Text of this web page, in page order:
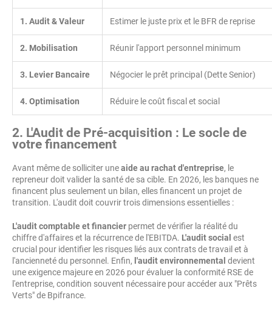
1. Audit & Valeur Estimer le juste prix et le BFR de reprise
2. Mobilisation Réunir l'apport personnel minimum
3. Levier Bancaire Négocier le prêt principal (Dette Senior)
4. Optimisation Réduire le coût fiscal et social
2. L'Audit de Pré-acquisition : Le socle de
votre financement
Avant même de solliciter uneaide au rachat d'entreprise, le
repreneur doit valider la santé de sa cible. En 2026, les banques ne
financent plus seulement un bilan, elles financent un projet de
transition. L'audit doit couvrir trois dimensions essentielles :
L'audit comptable et financier permet de vérifier la réalité du
chiffre d'affaires et la récurrence de l'EBITDA. L'audit social est
crucial pour identifier les risques liés aux contrats de travail et à
l'ancienneté du personnel. Enfin, l'audit environnemental devient
une exigence majeure en 2026 pour évaluer la conformité RSE de
l'entreprise, condition souvent nécessaire pour accéder aux "Prêts
Verts" de Bpifrance.